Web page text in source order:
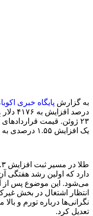
به گزارش پایگاه خبری
۲۳ ژوئن. قیمت
یک افزایش ۱.۵۵ درصدی به ۴۱۸۹ دلار و ۵۰ سنت رسیده است.
می‌شود. این موضوع پس از
انتظار اشتغال در بخش
نگرانی‌ها درباره تورم و
تعدیل کرد.